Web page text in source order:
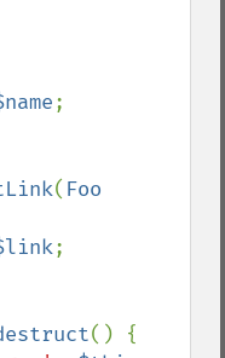
;
( Foo
;
() {